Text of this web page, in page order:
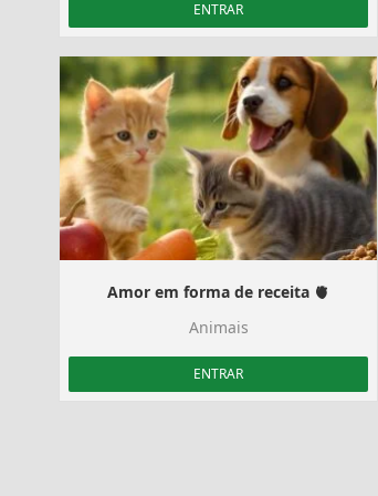
ENTRAR
Amor em forma de receita 🫀
Animais
ENTRAR